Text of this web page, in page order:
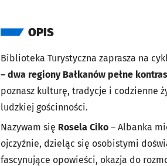
OPIS
Biblioteka Turystyczna zaprasza na
– dwa regiony Bałkanów pełne
poznasz kulturę, tradycje i codzienne
ludzkiej gościnności.
Nazywam się Rosela Ciko – Albanka
ojczyźnie, dzieląc się osobistymi
fascynujące opowieści, okazja do